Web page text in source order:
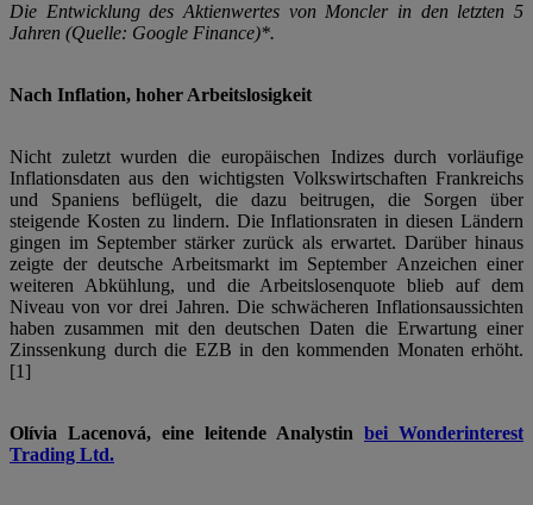
Die Entwicklung des Aktienwertes von Moncler in den letzten 5
Jahren (Quelle: Google Finance)*.
Nach Inflation, hoher Arbeitslosigkeit
Nicht zuletzt wurden die europäischen Indizes durch vorläufige
Inflationsdaten aus den wichtigsten Volkswirtschaften Frankreichs
und Spaniens beflügelt, die dazu beitrugen, die Sorgen über
steigende Kosten zu lindern. Die Inflationsraten in diesen Ländern
gingen im September stärker zurück als erwartet. Darüber hinaus
zeigte der deutsche Arbeitsmarkt im September Anzeichen einer
weiteren Abkühlung, und die Arbeitslosenquote blieb auf dem
Niveau von vor drei Jahren. Die schwächeren Inflationsaussichten
haben zusammen mit den deutschen Daten die Erwartung einer
Zinssenkung durch die EZB in den kommenden Monaten erhöht.
[1]
Olívia Lacenová, eine leitende Analystin bei Wonderinterest
Trading Ltd.